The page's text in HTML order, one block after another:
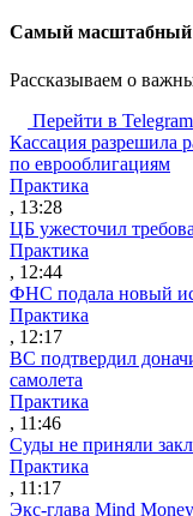
Cамый масштабный
Рассказываем о
Перейти в Telegram
Кассация разрешила
по еврооблигациям
Практика
, 13:28
ЦБ ужесточил
Практика
, 12:44
ФНС подала новый
Практика
, 12:17
ВС подтвердил
самолета
Практика
, 11:46
Суды не приняли
Практика
, 11:17
Экс-глава Mind